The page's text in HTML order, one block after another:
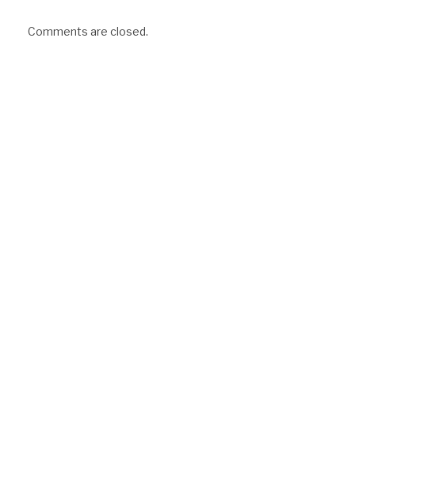
Comments are closed.